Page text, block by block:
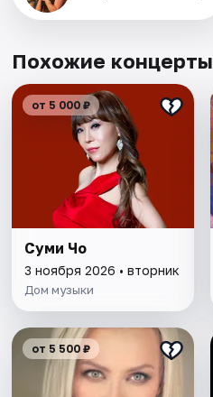
Похожие концерты
от 5 000 ₽
Суми Чо
3 ноября 2026 • вторник
Дом музыки
от 5 500 ₽